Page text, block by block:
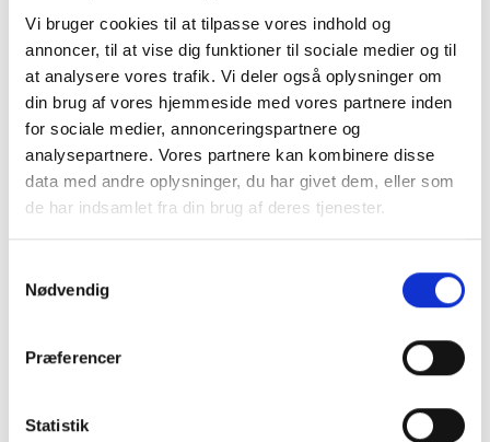
Vi bruger cookies til at tilpasse vores indhold og
annoncer, til at vise dig funktioner til sociale medier og til
at analysere vores trafik. Vi deler også oplysninger om
din brug af vores hjemmeside med vores partnere inden
for sociale medier, annonceringspartnere og
analysepartnere. Vores partnere kan kombinere disse
data med andre oplysninger, du har givet dem, eller som
de har indsamlet fra din brug af deres tjenester.
Nødvendig
Præferencer
Statistik
Klassisk råhvid
Mansted cardigan.
Denne råhvide cardigan er retstrikket med små
farvenister i lilla, turkis og lime.